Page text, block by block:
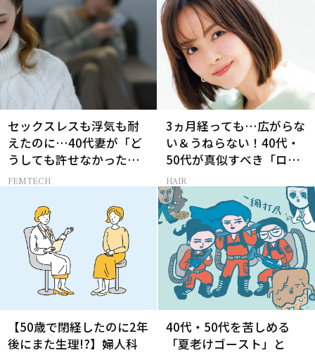
セックスレスも浮気も耐
えたのに…40代妻が「ど
うしても許せなかった」
夫の一言
FEMTECH
3ヵ月経っても…広がらな
い＆うねらない！40代・
50代が真似すべき「ロー
レイヤーボブ」
HAIR
【50歳で閉経したのに2年
後にまた生理!?】婦人科
40代・50代を苦しめる
「夏老けゴースト」と